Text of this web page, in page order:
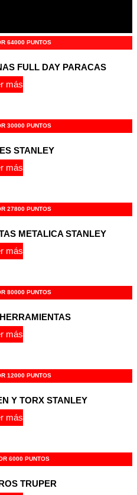
64000 PUNTOS
FULL DAY PARACAS
más
30000 PUNTOS
STANLEY
más
27800 PUNTOS
METALICA STANLEY
más
80000 PUNTOS
más
12000 PUNTOS
Y TORX STANLEY
más
6000 PUNTOS
TRUPER